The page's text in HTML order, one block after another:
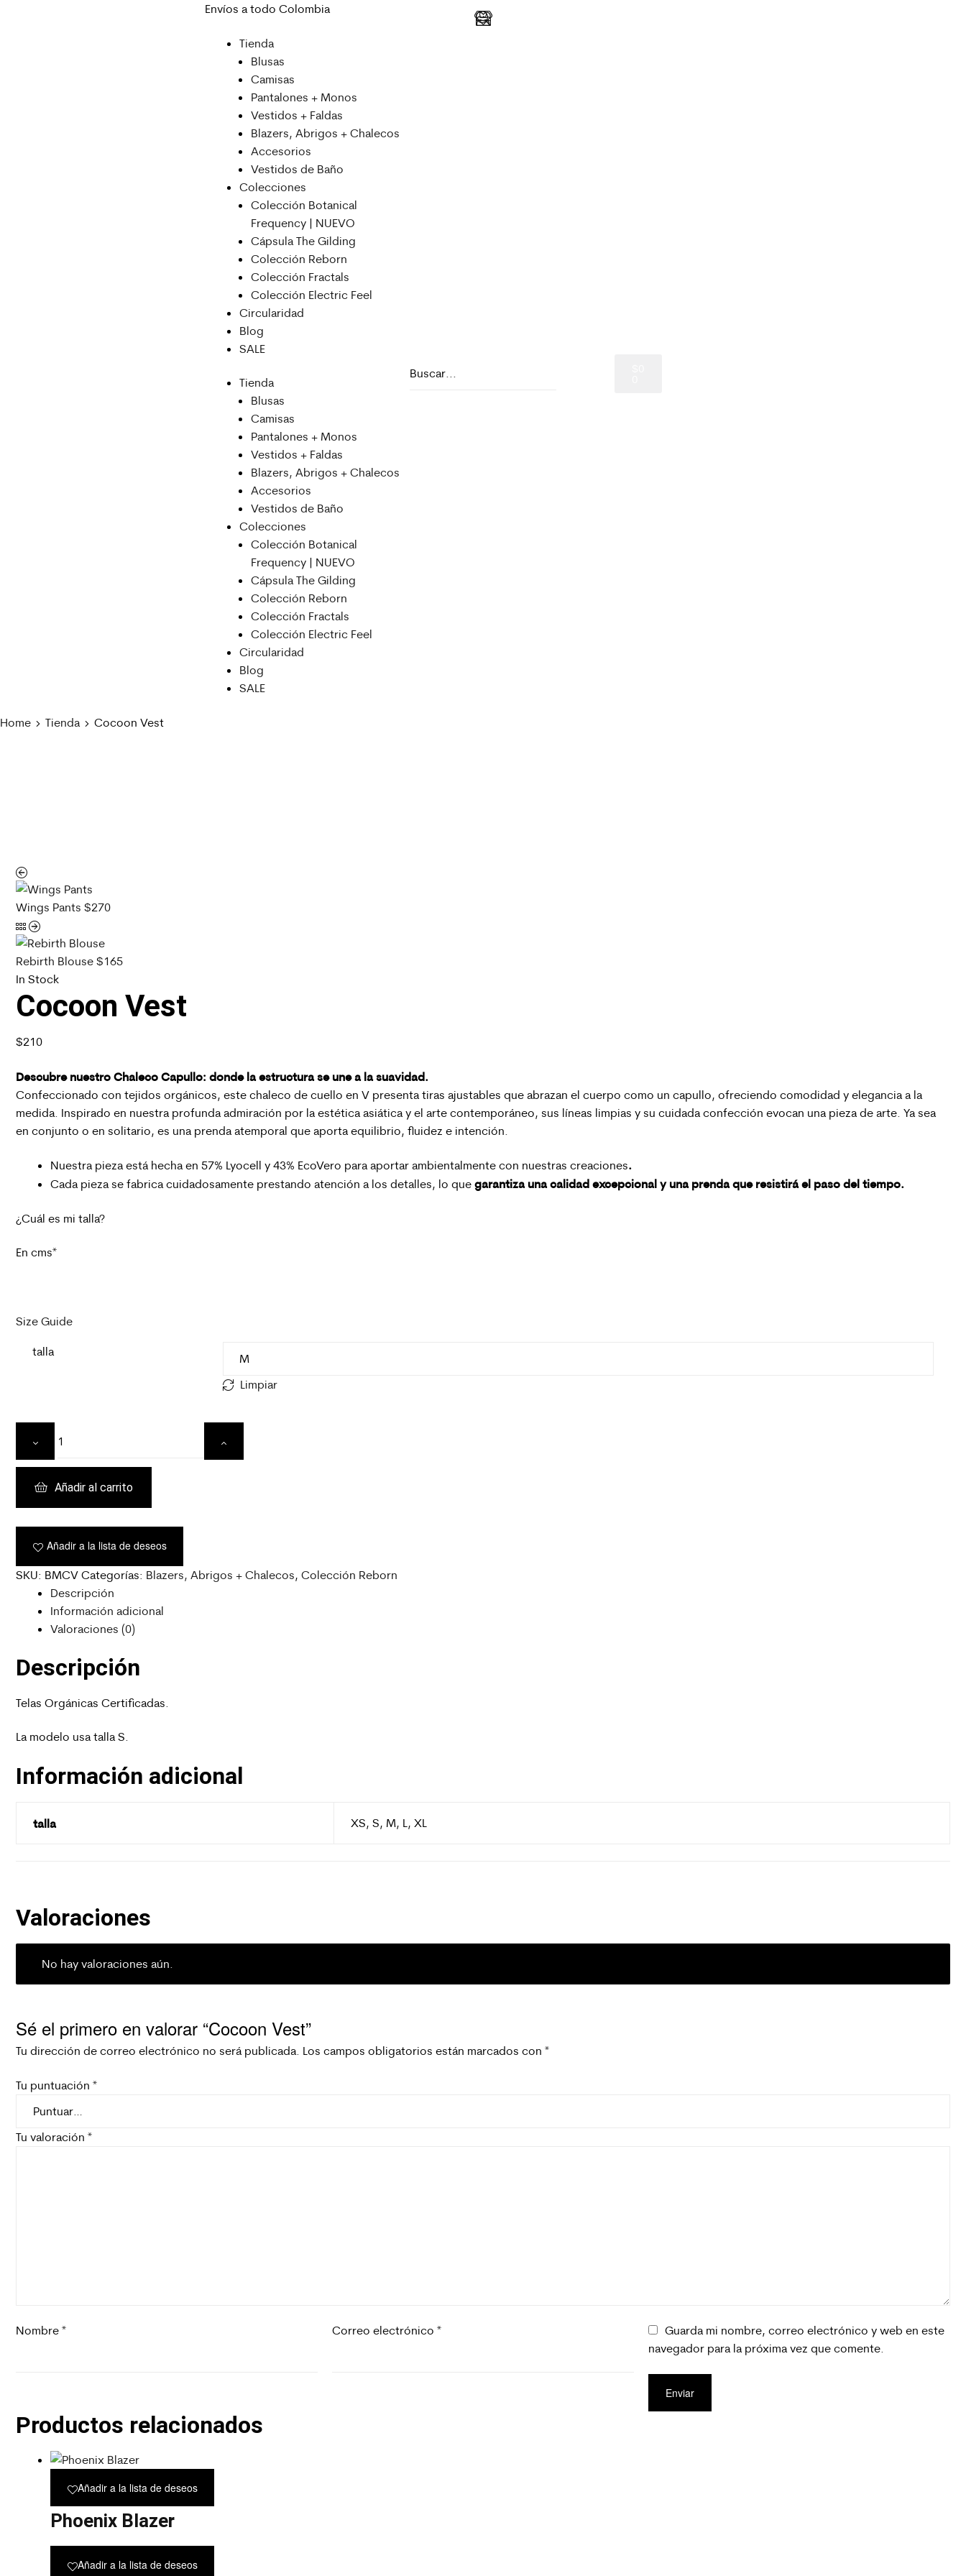
Envíos a todo Colombia
Tienda
Blusas
Camisas
Pantalones + Monos
Vestidos + Faldas
Blazers, Abrigos + Chalecos
Accesorios
Vestidos de Baño
Colecciones
Colección Botanical
Frequency | NUEVO
Cápsula The Gilding
Colección Reborn
Colección Fractals
Colección Electric Feel
Circularidad
Blog
SALE
Tienda
Blusas
Camisas
Pantalones + Monos
Vestidos + Faldas
Blazers, Abrigos + Chalecos
Accesorios
Vestidos de Baño
Colecciones
Colección Botanical
Frequency | NUEVO
Cápsula The Gilding
Colección Reborn
Colección Fractals
Colección Electric Feel
Circularidad
Blog
SALE
Home Tienda Cocoon Vest
Wings Pants $270
Rebirth Blouse $165
In Stock
Cocoon Vest
$210
Descubre nuestro Chaleco Capullo: donde la estructura se une a la suavidad.
Confeccionado con tejidos orgánicos, este chaleco de cuello en V presenta tiras ajustables que abrazan el cuerpo como un capullo, ofreciendo comodidad y elegancia a la
medida. Inspirado en nuestra profunda admiración por la estética asiática y el arte contemporáneo, sus líneas limpias y su cuidada confección evocan una pieza de arte. Ya sea
en conjunto o en solitario, es una prenda atemporal que aporta equilibrio, fluidez e intención.
Nuestra pieza está hecha en 57% Lyocell y 43% EcoVero para aportar ambientalmente con nuestras creaciones.
Cada pieza se fabrica cuidadosamente prestando atención a los detalles, lo que garantiza una calidad excepcional y una prenda que resistirá el paso del tiempo.
¿Cuál es mi talla?
En cms*
Size Guide
talla
Limpiar
Añadir al carrito
Añadir a la lista de deseos
SKU: BMCV Categorías: Blazers, Abrigos + Chalecos, Colección Reborn
Descripción
Información adicional
Valoraciones (0)
Descripción
Telas Orgánicas Certificadas.
La modelo usa talla S.
Información adicional
talla XS, S, M, L, XL
Valoraciones
No hay valoraciones aún.
Sé el primero en valorar “Cocoon Vest”
Tu dirección de correo electrónico no será publicada. Los campos obligatorios están marcados con *
Tu puntuación *
Tu valoración *
Nombre * Correo electrónico*
Guarda mi nombre, correo electrónico y web en este
navegador para la próxima vez que comente.
Productos relacionados
Añadir a la lista de deseos
Phoenix Blazer
Añadir a la lista de deseos